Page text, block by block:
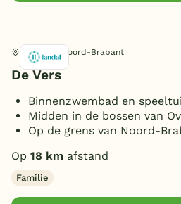
Overloon, Noord-Brabant
De Vers
Binnenzwembad en
Midden in de bossen van
Op de grens van Noord-
Op 18 km afstand
Familie